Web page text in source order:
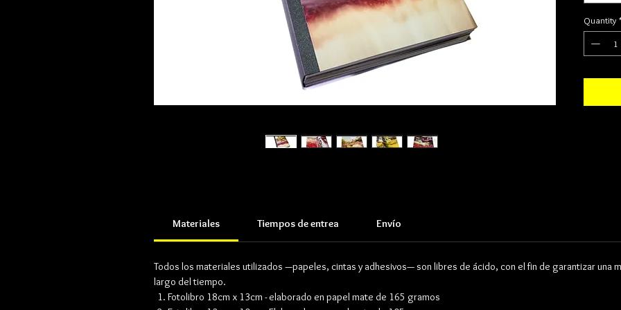
aguas
de los
misma
misma
Quantity
Materiales Tiempos de entrea Envío
Todos los materiales utilizados —papeles, cintas y adhesivos— son libres de ácido, con el fin de garantizar una
largo del tiempo.
Fotolibro 18cm x 13cm - elaborado en papel mate de 165 gramos